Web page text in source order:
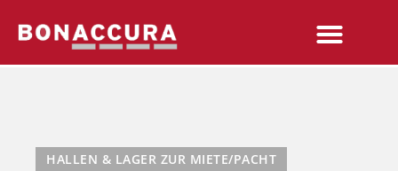
HALLEN & LAGER ZUR MIETE/PACHT